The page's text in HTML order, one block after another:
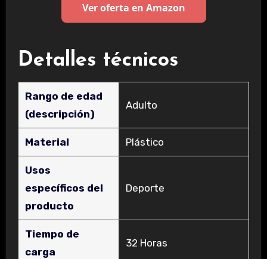
Ver oferta en Amazon
Detalles técnicos
Rango de edad
(descripción)
‎Adulto
Material ‎Plástico
Usos
específicos del
producto
‎Deporte
Tiempo de
carga
‎32 Horas